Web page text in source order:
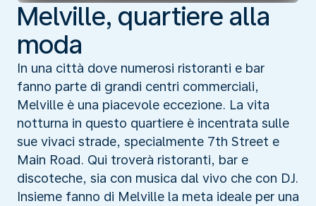
Melville, quartiere alla
moda
In una città dove numerosi ristoranti e bar
fanno parte di grandi centri commerciali,
Melville è una piacevole eccezione. La vita
notturna in questo quartiere è incentrata sulle
sue vivaci strade, specialmente 7th Street e
Main Road. Qui troverà ristoranti, bar e
discoteche, sia con musica dal vivo che con DJ.
Insieme fanno di Melville la meta ideale per una